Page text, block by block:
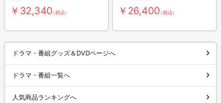
￥32,340（税込） ￥26,400（税込）
ドラマ・番組グッズ＆DVDページへ
ドラマ・番組一覧へ
人気商品ランキングへ